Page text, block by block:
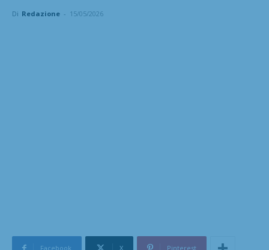
Di Redazione - 15/05/2026
Facebook X Pinterest